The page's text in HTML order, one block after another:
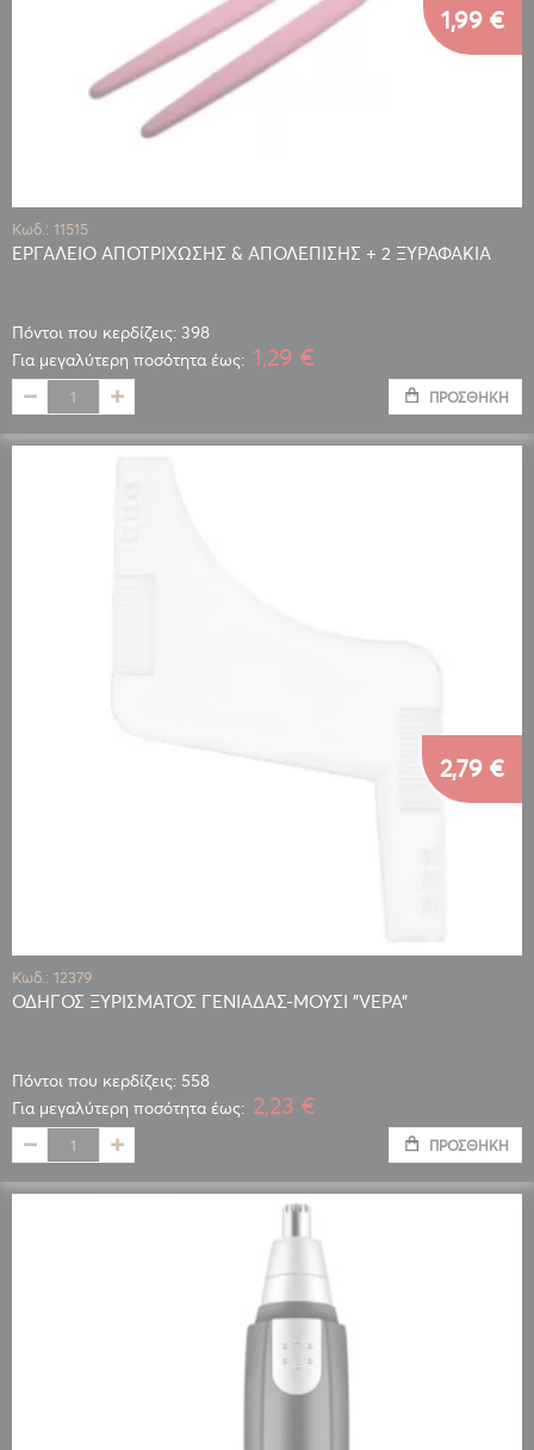
Κωδ.: 11515
ΕΡΓΑΛΕΙΟ ΑΠΟΤΡΙΧΩΣΗΣ & ΑΠΟΛΕΠΙΣΗΣ + 2 ΞΥΡΑΦΑΚΙΑ
Πόντοι που κερδίζεις: 398
1,99 €
Για μεγαλύτερη ποσότητα έως: 1,29 €
ΠΡΟΣΘΉΚΗ
Κωδ.: 12379
ΟΔΗΓΟΣ ΞΥΡΙΣΜΑΤΟΣ ΓΕΝΙΑΔΑΣ-ΜΟΥΣΙ "VEPA"
Πόντοι που κερδίζεις: 558
2,79 €
Για μεγαλύτερη ποσότητα έως: 2,23 €
ΠΡΟΣΘΉΚΗ